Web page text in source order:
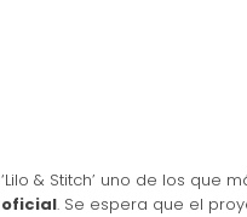
‘Lilo & Stitch’ uno de los que
oficial. Se espera que el